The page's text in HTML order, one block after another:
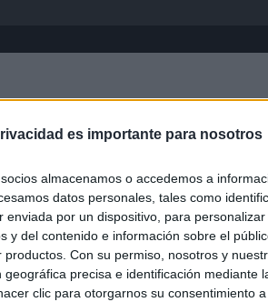
es importante para nosotros
almacenamos o accedemos a
datos personales, tales como
enviada por un dispositivo, para
y del contenido e información sobre el
Con su permiso, nosotros y
geográfica precisa e identificación mediante
clic para otorgarnos su consentimiento
Inicio